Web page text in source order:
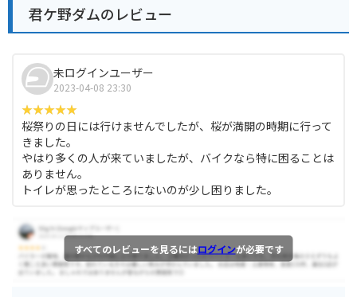
君ケ野ダムのレビュー
未ログインユーザー
2023-04-08 23:30
桜祭りの日には行けませんでしたが、桜が満開の時期に行って
きました。
やはり多くの人が来ていましたが、バイクなら特に困ることは
ありません。
トイレが思ったところにないのが少し困りました。
すべてのレビューを見るにはログインが必要です